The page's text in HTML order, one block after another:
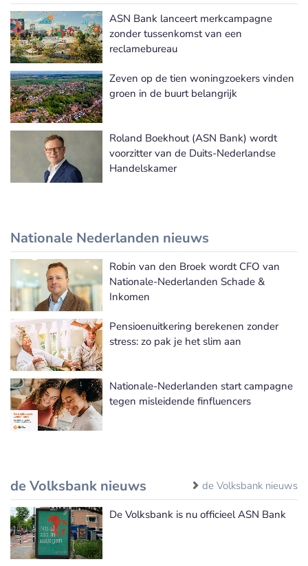
ASN Bank lanceert merkcampagne
zonder tussenkomst van een
reclamebureau
Zeven op de tien woningzoekers vinden
groen in de buurt belangrijk
Roland Boekhout (ASN Bank) wordt
voorzitter van de Duits-Nederlandse
Handelskamer
Nationale Nederlanden nieuws
Nationale Nederlanden nieuws
Robin van den Broek wordt CFO van
Nationale-Nederlanden Schade &
Inkomen
Pensioenuitkering berekenen zonder
stress: zo pak je het slim aan
Nationale-Nederlanden start campagne
tegen misleidende finfluencers
de Volksbank nieuws de Volksbank nieuws
De Volksbank is nu officieel ASN Bank